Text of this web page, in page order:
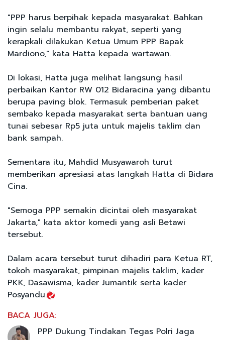
"PPP harus berpihak kepada masyarakat. Bahkan
ingin selalu membantu rakyat, seperti yang
kerapkali dilakukan Ketua Umum PPP Bapak
Mardiono," kata Hatta kepada wartawan.
Di lokasi, Hatta juga melihat langsung hasil
perbaikan Kantor RW 012 Bidaracina yang dibantu
berupa paving blok. Termasuk pemberian paket
sembako kepada masyarakat serta bantuan uang
tunai sebesar Rp5 juta untuk majelis taklim dan
bank sampah.
Sementara itu, Mahdid Musyawaroh turut
memberikan apresiasi atas langkah Hatta di Bidara
Cina.
"Semoga PPP semakin dicintai oleh masyarakat
Jakarta," kata aktor komedi yang asli Betawi
tersebut.
Dalam acara tersebut turut dihadiri para Ketua RT,
tokoh masyarakat, pimpinan majelis taklim, kader
PKK, Dasawisma, kader Jumantik serta kader
Posyandu.
BACA JUGA:
PPP Dukung Tindakan Tegas Polri Jaga